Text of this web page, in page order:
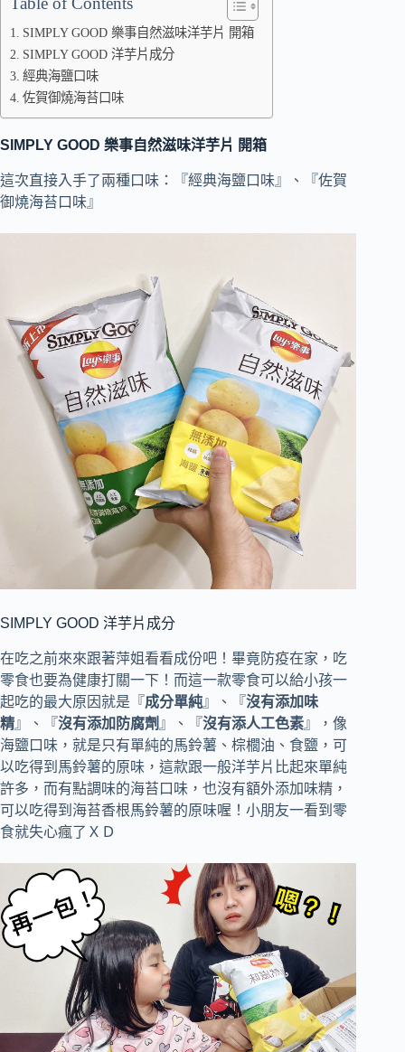
SIMPLY GOOD 樂事自然滋味洋芋片 開箱
SIMPLY GOOD 洋芋片成分
經典海鹽口味
佐賀御燒海苔口味
SIMPLY GOOD 樂事自然滋味洋芋片 開箱
這次直接入手了兩種口味：『經典海鹽口味』、『佐賀
御燒海苔口味』
SIMPLY GOOD 洋芋片成分
在吃之前來來跟著萍姐看看成份吧！畢竟防疫在家，吃
零食也要為健康打關一下！而這一款零食可以給小孩一
起吃的最大原因就是『成分單純』、『沒有添加味
精』、『沒有添加防腐劑 』、『沒有添人工色素』，像
海鹽口味，就是只有單純的馬鈴薯、棕櫚油、食鹽，可
以吃得到馬鈴薯的原味，這款跟一般洋芋片比起來單純
許多，而有點調味的海苔口味，也沒有額外添加味精，
可以吃得到海苔香根馬鈴薯的原味喔！小朋友一看到零
食就失心瘋了ＸＤ